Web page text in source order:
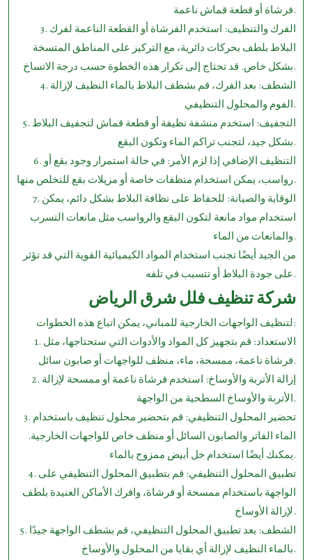
فرشاة أو قطعة قماش ناعمة.
3. الفرك والتنظيف: استخدم الفرشاة أو القطعة الناعمة لفرك
البلاط بلطف بحركات دائرية، مع التركيز على المناطق المتسخة
بشكل خاص. قد تحتاج إلى تكرار هذه الخطوة حسب درجة الاتساخ.
4. الشطف: بعد الفرك، قم بشطف البلاط بالماء النظيف لإزالة
الفوم والمحلول التنظيفي.
5. التجفيف: استخدم منشفة نظيفة أو قطعة قماش لتجفيف البلاط
بشكل جيد، لتجنب تراكم الماء وتكون البقع.
6. التنظيف الإضافي إذا لزم الأمر: في حالة استمرار وجود بقع أو
رواسب، يمكن استخدام منظفات خاصة أو مزيلات بقع للتخلص منها.
7. الوقاية والصيانة: للحفاظ على نظافة البلاط بشكل دائم، يمكن
استخدام مواد مانعة لتكون البقع والرواسب مثل مانعات التسرب
والمانعات من الماء.
من الجيد أيضًا تجنب استخدام المواد الكيميائية القوية التي قد تؤثر
على جودة البلاط أو تتسبب في تلفه.
شركة تنظيف فلل شرق الرياض
لتنظيف الواجهات الخارجية للمباني، يمكن اتباع هذه الخطوات:
1. الاستعداد: قم بتجهيز كل المواد والأدوات التي ستحتاجها، مثل
فرشاة ناعمة، ممسحة، ماء، منظف للواجهات أو صابون سائل.
2. إزالة الأتربة والأوساخ: استخدم فرشاة ناعمة أو ممسحة لإزالة
الأتربة والأوساخ السطحية من الواجهة.
3. تحضير المحلول التنظيفي: قم بتحضير محلول تنظيف باستخدام
الماء الفاتر والصابون السائل أو منظف خاص للواجهات الخارجية.
يمكنك أيضًا استخدام خل أبيض ممزوج بالماء.
4. تطبيق المحلول التنظيفي: قم بتطبيق المحلول التنظيفي على
الواجهة باستخدام ممسحة أو فرشاة، وافرك الأماكن العنيدة بلطف
لإزالة الأوساخ.
5. الشطف: بعد تطبيق المحلول التنظيفي، قم بشطف الواجهة جيدًا
بالماء النظيف لإزالة أي بقايا من المحلول والأوساخ.